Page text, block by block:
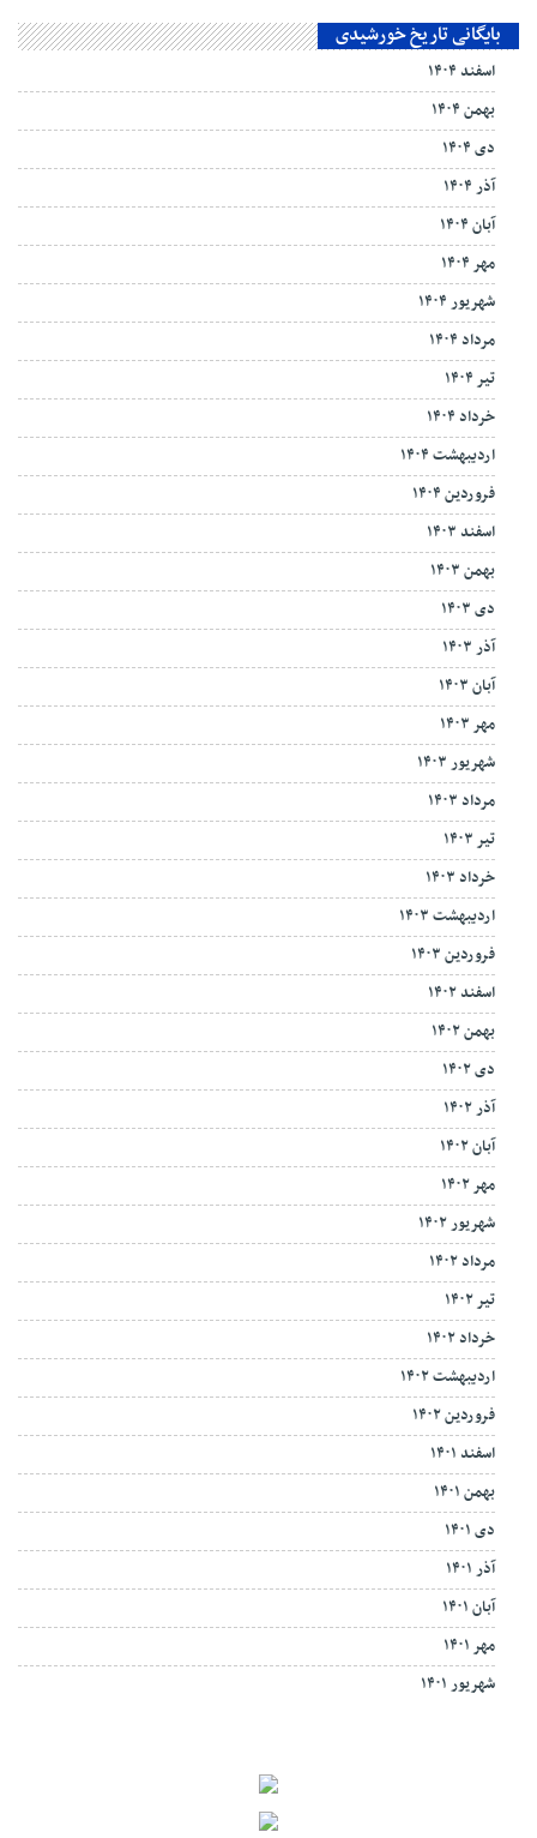
بایگانی تاریخ خورشیدی
اسفند ۱۴۰۴
بهمن ۱۴۰۴
دی ۱۴۰۴
آذر ۱۴۰۴
آبان ۱۴۰۴
مهر ۱۴۰۴
شهریور ۱۴۰۴
مرداد ۱۴۰۴
تیر ۱۴۰۴
خرداد ۱۴۰۴
اردیبهشت ۱۴۰۴
فروردین ۱۴۰۴
اسفند ۱۴۰۳
بهمن ۱۴۰۳
دی ۱۴۰۳
آذر ۱۴۰۳
آبان ۱۴۰۳
مهر ۱۴۰۳
شهریور ۱۴۰۳
مرداد ۱۴۰۳
تیر ۱۴۰۳
خرداد ۱۴۰۳
اردیبهشت ۱۴۰۳
فروردین ۱۴۰۳
اسفند ۱۴۰۲
بهمن ۱۴۰۲
دی ۱۴۰۲
آذر ۱۴۰۲
آبان ۱۴۰۲
مهر ۱۴۰۲
شهریور ۱۴۰۲
مرداد ۱۴۰۲
تیر ۱۴۰۲
خرداد ۱۴۰۲
اردیبهشت ۱۴۰۲
فروردین ۱۴۰۲
اسفند ۱۴۰۱
بهمن ۱۴۰۱
دی ۱۴۰۱
آذر ۱۴۰۱
آبان ۱۴۰۱
مهر ۱۴۰۱
شهریور ۱۴۰۱